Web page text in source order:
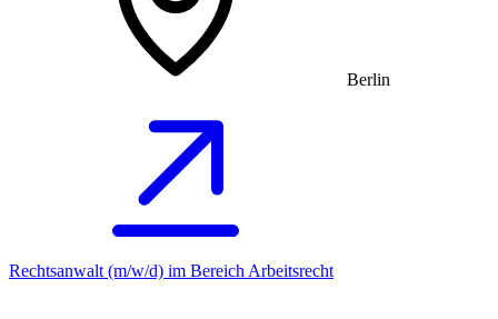
Berlin
Rechtsanwalt (m/w/d) im Bereich Arbeitsrecht